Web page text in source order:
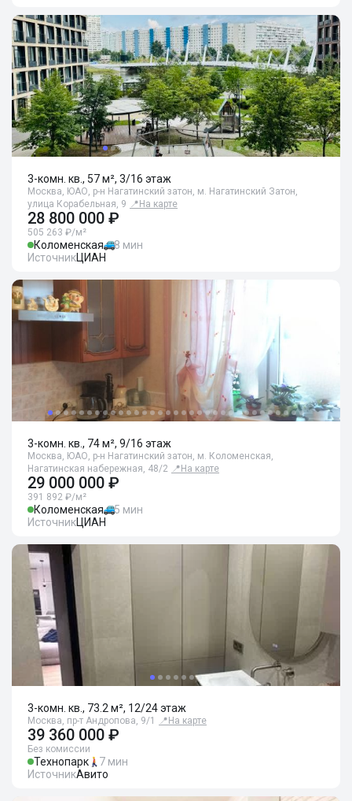
3-комн. кв., 57 м², 3/16 этаж
Москва, ЮАО, р-н Нагатинский затон, м. Нагатинский Затон,
улица Корабельная, 9 📍 На карте
28 800 000 ₽
505 263 ₽/м²
Коломенская
8 мин
ИсточникЦИАН
3-комн. кв., 74 м², 9/16 этаж
Москва, ЮАО, р-н Нагатинский затон, м. Коломенская,
Нагатинская набережная, 48/2 📍 На карте
29 000 000 ₽
391 892 ₽/м²
Коломенская
5 мин
ИсточникЦИАН
3-комн. кв., 73.2 м², 12/24 этаж
Москва, пр-т Андропова, 9/1 📍 На карте
39 360 000 ₽
Без комиссии
Технопарк
7 мин
ИсточникАвито